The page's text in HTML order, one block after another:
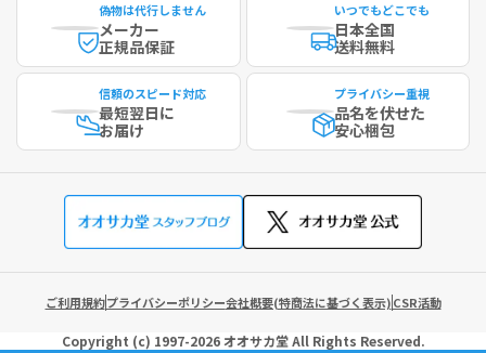
偽物は代行しません
メーカー
正規品保証
いつでもどこでも
日本全国
送料無料
信頼のスピード対応
最短翌日に
お届け
プライバシー重視
品名を伏せた
安心梱包
ご利用規約プライバシーポリシー会社概要(特商法に基づく表示)CSR活動
Copyright (c) 1997-2026 オオサカ堂All Rights Reserved.